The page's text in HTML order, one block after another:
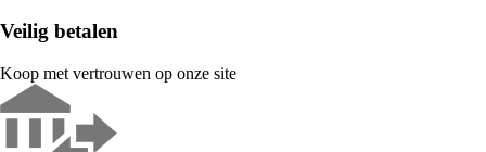
Veilig betalen
Koop met vertrouwen op onze site